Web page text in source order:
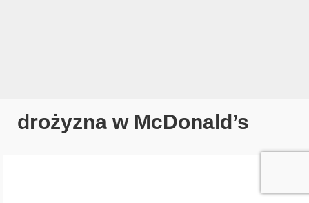
drożyzna w McDonald’s